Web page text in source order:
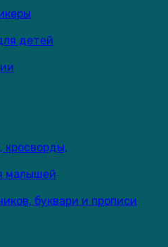
детей
кросворды,
малышей
буквари и прописи